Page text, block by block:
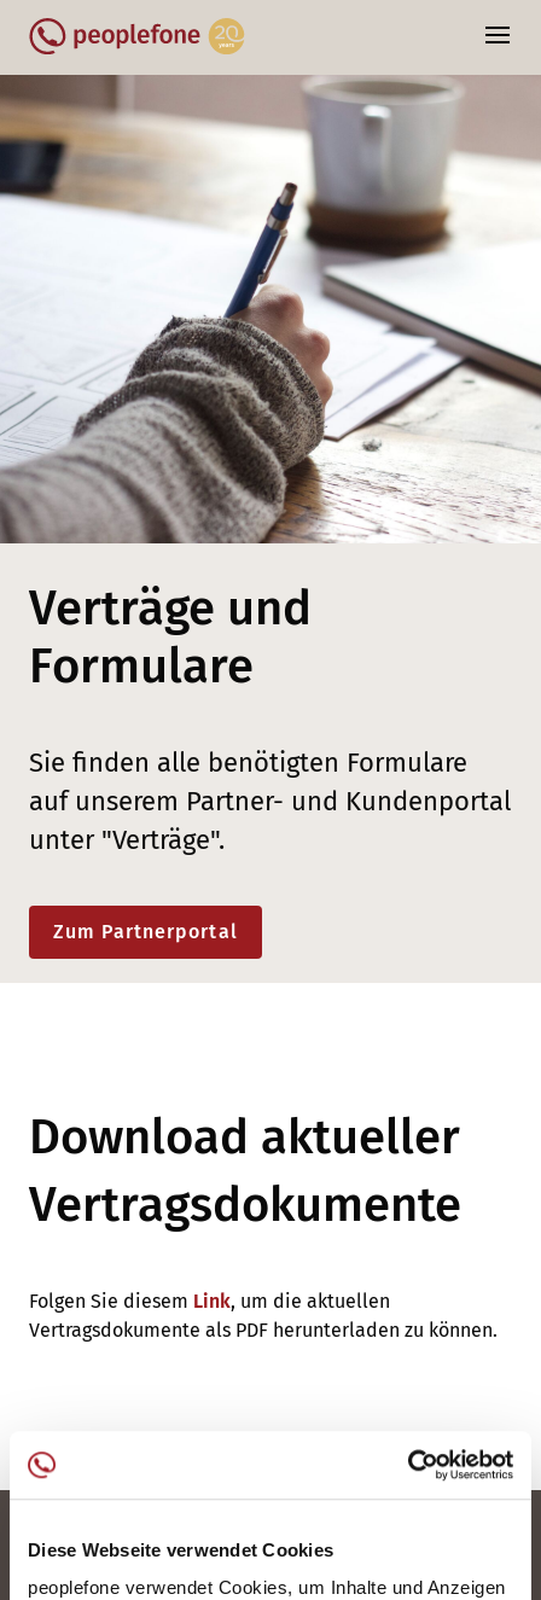
Diese Webseite verwendet Cookies
peoplefone verwendet Cookies, um Inhalte und Anzeigen
Verträge und
Formulare
Sie finden alle benötigten Formulare
auf unserem Partner- und Kundenportal
unter "Verträge".
Zum Partnerportal
Download aktueller
Vertragsdokumente
Folgen Sie diesem Link, um die aktuellen
Vertragsdokumente als PDF herunterladen zu können.